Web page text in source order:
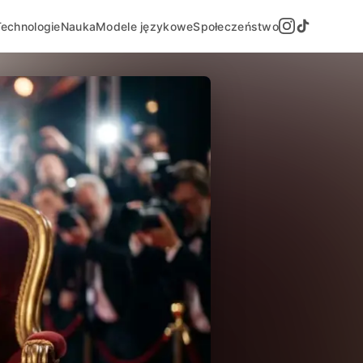
NaukaModele językoweSpołeczeństwo